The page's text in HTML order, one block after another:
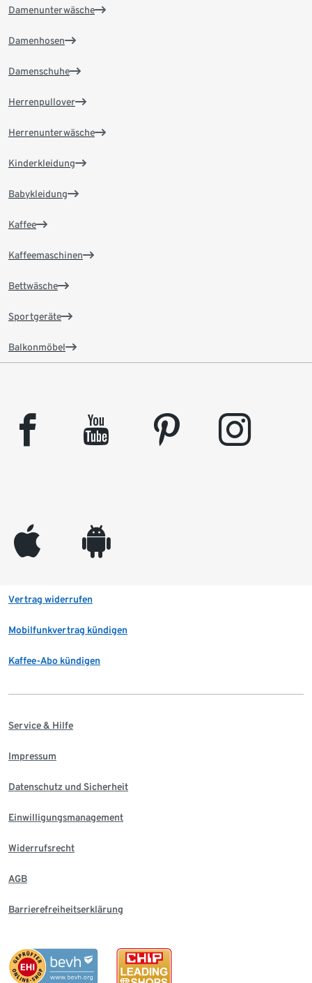
Damenunterwäsche
Damenhosen
Damenschuhe
Herrenpullover
Herrenunterwäsche
Kinderkleidung
Babykleidung
Kaffee
Kaffeemaschinen
Bettwäsche
Sportgeräte
Balkonmöbel
facebook youtube pinterest instagram
appleinc android
Vertrag widerrufen
Mobilfunkvertrag kündigen
Kaffee-Abo kündigen
Service & Hilfe
Impressum
Datenschutz und Sicherheit
Einwilligungsmanagement
Widerrufsrecht
AGB
Barrierefreiheitserklärung